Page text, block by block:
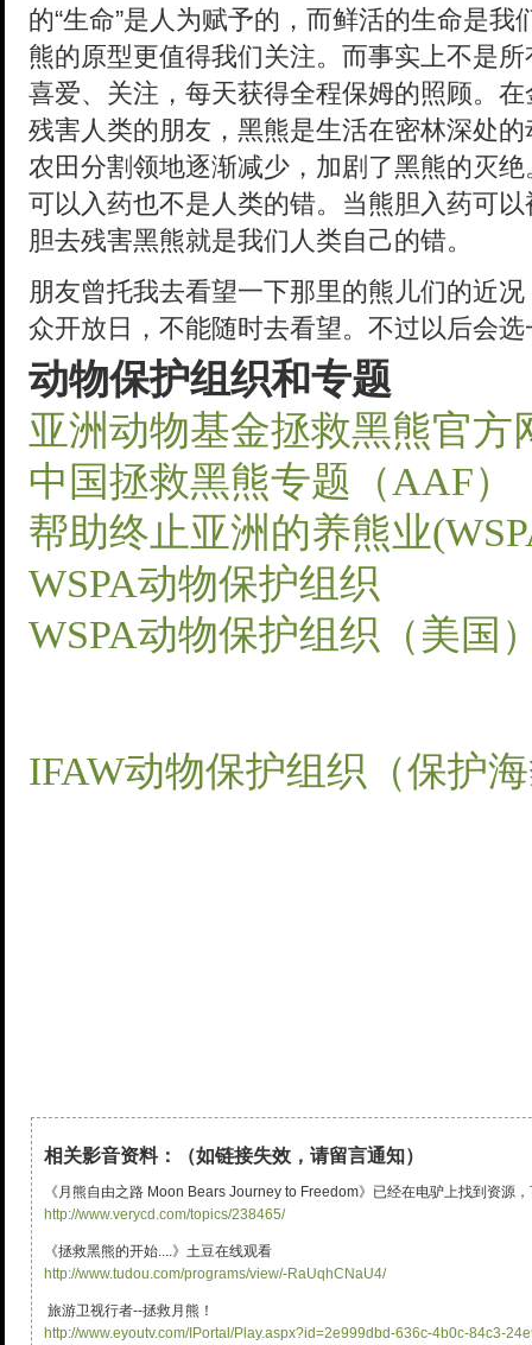
的“生命”是人为赋予的，而鲜活的生命是
熊的原型更值得我们关注。而事实上不是
喜爱、关注，每天获得全程保姆的照顾。
残害人类的朋友，黑熊是生活在密林深处
农田分割领地逐渐减少，加剧了黑熊的灭
可以入药也不是人类的错。当熊胆入药可
胆去残害黑熊就是我们人类自己的错。
朋友曾托我去看望一下那里的熊儿们的近
众开放日，不能随时去看望。不过以后会
动物保护组织和专题
亚洲动物基金拯救黑熊官方
中国拯救黑熊专题（AAF）
帮助终止亚洲的养熊业
WSPA动物保护组织
WSPA动物保护组织（美国
IFAW动物保护组织（保护
相关影音资料：（如链接失效，请留言通知）
《月熊自由之路 Moon Bears Journey to Freedom》已经在电驴上找到资源
http://www.verycd.com/topics/238465/
《拯救黑熊的开始....》土豆在线观看
http://www.tudou.com/programs/view/-RaUqhCNaU4/
旅游卫视行者--拯救月熊！
http://www.eyoutv.com/IPortal/Play.aspx?id=2e999dbd-636c-4b0c-84c3-